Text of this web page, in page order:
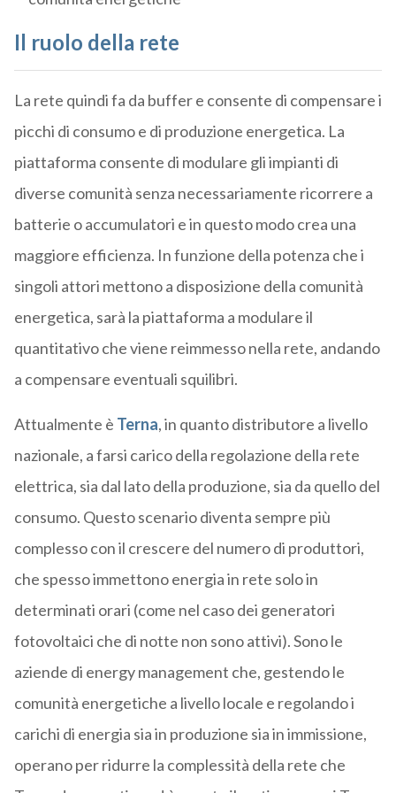
Il ruolo della rete
La rete quindi fa da buffer e consente di compensare i
picchi di consumo e di produzione energetica. La
piattaforma consente di modulare gli impianti di
diverse comunità senza necessariamente ricorrere a
batterie o accumulatori e in questo modo crea una
maggiore efficienza. In funzione della potenza che i
singoli attori mettono a disposizione della comunità
energetica, sarà la piattaforma a modulare il
quantitativo che viene reimmesso nella rete, andando
a compensare eventuali squilibri.
Attualmente è Terna, in quanto distributore a livello
nazionale, a farsi carico della regolazione della rete
elettrica, sia dal lato della produzione, sia da quello del
consumo. Questo scenario diventa sempre più
complesso con il crescere del numero di produttori,
che spesso immettono energia in rete solo in
determinati orari (come nel caso dei generatori
fotovoltaici che di notte non sono attivi). Sono le
aziende di energy management che, gestendo le
comunità energetiche a livello locale e regolando i
carichi di energia sia in produzione sia in immissione,
operano per ridurre la complessità della rete che